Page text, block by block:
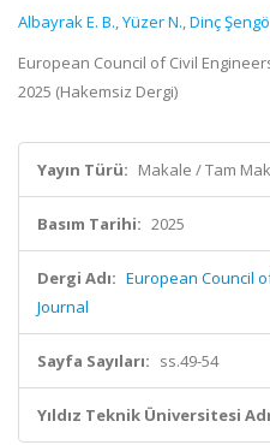
Albayrak E. B.,Yüzer N.,Dinç
European Council of Civil
2025 (Hakemsiz Dergi)
Yayın Türü: Makale / Tam
Basım Tarihi: 2025
Dergi Adı: European Council
Journal
Sayfa Sayıları: ss.49-54
Yıldız Teknik Üniversitesi